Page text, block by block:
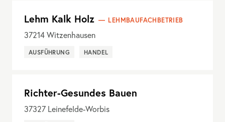
Lehm Kalk Holz LEHMBAUFACHBETRIEB
37214Witzenhausen
AUSFÜHRUNG HANDEL
Richter-Gesundes Bauen
37327 Leinefelde-Worbis